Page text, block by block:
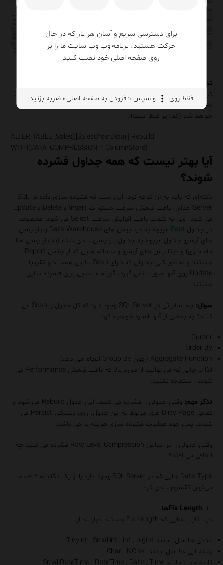
برای دسترسی سریع و آسان هر بار که در حال
حرکت هستید، برنامه وب وب سایت ما را بر
روی صفحه اصلی خود نصب کنید
فقط روی و سپس «افزودن به صفحه اصلی» ضربه بزنید
تذکر:
کرد، ولی مطابق شکل فوق می توان تخمین زد که اگر روی جدول Column
Store Index قرار گیرد به طور اتوماتیک داده ها به چه میزان فشرده
خواهد شد (کد زیر غلط است):
ALTER TABLE [Sales].[SalesOrderDetail] Rebuild
WITH (DATA_COMPRESSION = ColumnStore)
آیا بهتر نیست که همه جداول فشرده
شوند؟
نکته‌ای که باید به آن توجه کرد، این است که فشرده سازی داده در SQL
Server جداول باعث کاهش سرعت دستورات Insert و Delete و Update
می شود، ولی به شدت باعث افزایش سرعت Select می شود. مخصوصا
در جداول Fact
مربوط به دیتابیس های Data Warehouse و پارتیشن
های آرشیو جداول مربوط به جداول پارتیشن بندی شده (نه پارتیشن مثلا
ماه جاری) و دیتابیس های آرشیو و سامانه هایی که از جنس Report
هستند و به طور کلی جداولی که دارای Scan بالایی هستند و تقریبا
Update روی آنها صورت نمی گیرد، گزینه مناسبی برای فشرده سازی
هستند.
سوال:
چه عملیاتی در SQL Server وجود دارد که کل جدول را Scan می
کنند؟ به بعضی از آنها اشاره خواهیم کرد:
Cursor
Order By
Aggregate Function (چون Group By انجام می دهد)
لذا تا جایی که می توانید از موارد بالا که باعث کاهش Performance می
شوند، استفاده نکنید.
تذکر مهم:
وقتی جدولی را فشرده می کنید، این جدول Rebuild می شود و
تمامی Dirty Page های مربوط به این جدول، روی دیسک، Persist می
شوند. پس خود عملیات فشرده سازی هزینه بر می باشد.
وقتی جدولی را بر اساس Row Level Compression فشرده می کنید چه
اتفاقی می افتد؟
Data Type هایی که در SQL Server وجود دارد را از یک نگاه به ۲ قسمت
می‌توان تقسیم بندی کرد:
Fix Lengthها
دیتا تایپ هایی که Fix Length هستند عبارتند از:
عددی ها مثل: مانند Tinyint , Smallint , int , bigint
رشته ایی ها مثل:مانند Char , NChar
تاریخ مثل: مانند SmallDateTime , DateTime , Date , Time